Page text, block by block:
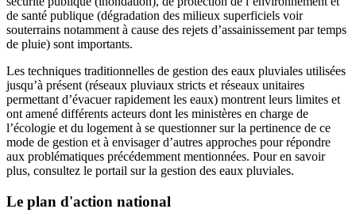
de santé publique (dégradation des milieux superficiels voir
souterrains notamment à cause des rejets d’assainissement par temps
de pluie) sont importants.
Les techniques traditionnelles de gestion des eaux pluviales utilisées
jusqu’à présent (réseaux pluviaux stricts et réseaux unitaires
permettant d’évacuer rapidement les eaux) montrent leurs limites et
ont amené différents acteurs dont les ministères en charge de
l’écologie et du logement à se questionner sur la pertinence de ce
mode de gestion et à envisager d’autres approches pour répondre
aux problématiques précédemment mentionnées. Pour en savoir
plus, consultez le portail sur la gestion des eaux pluviales.
Le plan d'action national